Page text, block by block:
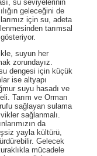
su seviyelerinin
geleceğini de
için su, adeta
tarımsal
suyun her
zorundayız.
dengesi için küçük
ise altyapı
suyu hasadı ve
Tarım ve Orman
sağlayan sulama
sağlanmalı.
da
yayla kültürü,
Gelecek
mücadele